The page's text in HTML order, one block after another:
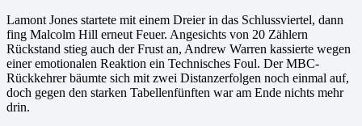
Lamont Jones startete mit einem Dreier in das Schlussviertel, dann
fing Malcolm Hill erneut Feuer. Angesichts von 20 Zählern
Rückstand stieg auch der Frust an, Andrew Warren kassierte wegen
einer emotionalen Reaktion ein Technisches Foul. Der MBC-
Rückkehrer bäumte sich mit zwei Distanzerfolgen noch einmal auf,
doch gegen den starken Tabellenfünften war am Ende nichts mehr
drin.